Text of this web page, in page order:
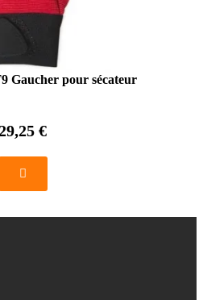
Gaucher pour sécateur
€